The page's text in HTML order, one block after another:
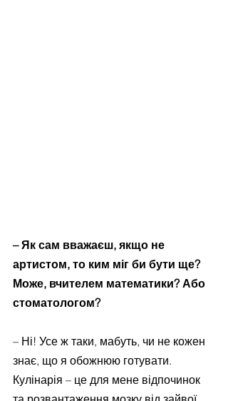
– Як сам вважаєш, якщо не
артистом, то ким міг би бути ще?
Може, вчителем математики? Або
стоматологом?
– Ні! Усе ж таки, мабуть, чи не кожен
знає, що я обожнюю готувати.
Кулінарія – це для мене відпочинок